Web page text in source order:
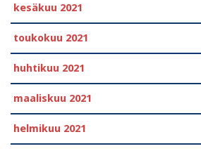
kesäkuu 2021
toukokuu 2021
huhtikuu 2021
maaliskuu 2021
helmikuu 2021